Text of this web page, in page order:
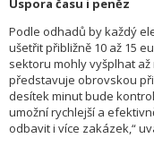
Úspora času i peněz
Podle odhadů by každý
ušetřit přibližně 10 až 15
sektoru mohly vyšplhat
představuje obrovskou
desítek minut bude
umožní rychlejší a
odbavit i více zakázek,“